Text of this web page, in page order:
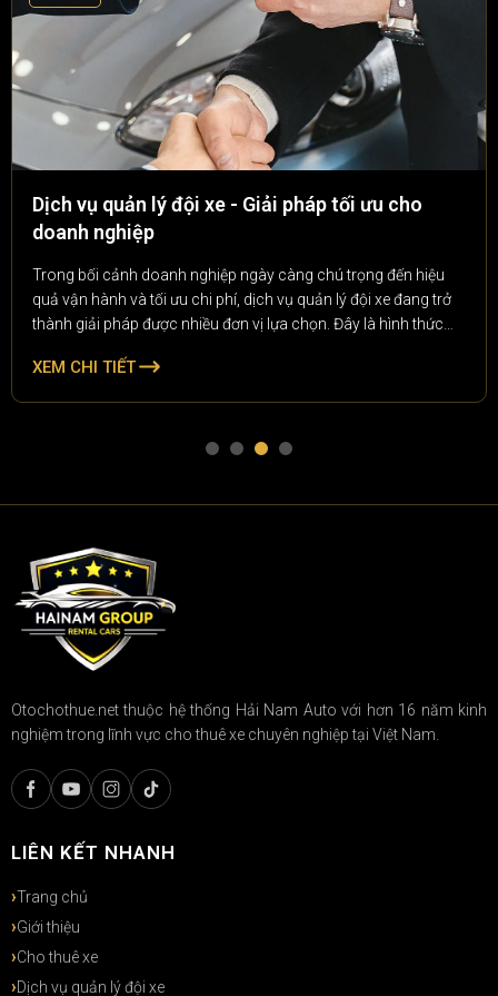
Dịch vụ quản lý đội xe - Giải pháp tối ưu cho
doanh nghiệp
Trong bối cảnh doanh nghiệp ngày càng chú trọng đến hiệu
quả vận hành và tối ưu chi phí, dịch vụ quản lý đội xe đang trở
thành giải pháp được nhiều đơn vị lựa chọn. Đây là hình thức
theo dõi lịch trình, bảo dưỡng, quản lý nhiên liệu đến kiểm soát
XEM CHI TIẾT
Otochothue.net thuộc hệ thống Hải Nam Auto với hơn 16 năm kinh
nghiệm trong lĩnh vực cho thuê xe chuyên nghiệp tại Việt Nam.
LIÊN KẾT NHANH
Trang chủ
Giới thiệu
Cho thuê xe
Dịch vụ quản lý đội xe